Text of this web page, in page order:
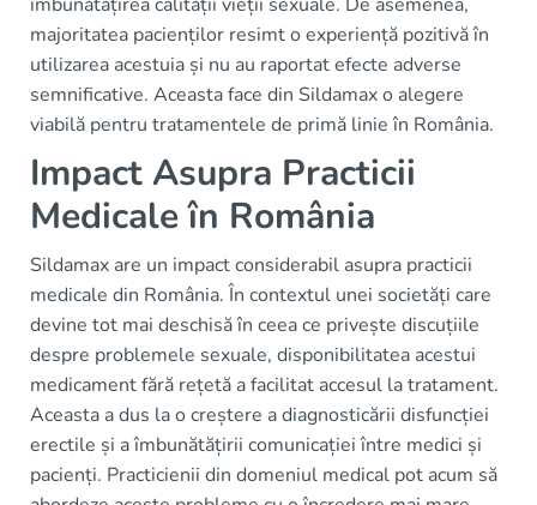
majoritatea pacienților resimt o experiență pozitivă în
utilizarea acestuia și nu au raportat efecte adverse
semnificative. Aceasta face din Sildamax o alegere
viabilă pentru tratamentele de primă linie în România.
Impact Asupra Practicii
Medicale în România
Sildamax are un impact considerabil asupra practicii
medicale din România. În contextul unei societăți care
devine tot mai deschisă în ceea ce privește discuțiile
despre problemele sexuale, disponibilitatea acestui
medicament fără rețetă a facilitat accesul la tratament.
Aceasta a dus la o creștere a diagnosticării disfuncției
erectile și a îmbunătățirii comunicației între medici și
pacienți. Practicienii din domeniul medical pot acum să